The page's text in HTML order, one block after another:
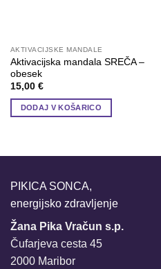
AKTIVACIJSKE MANDALE
Aktivacijska mandala SREČA –
obesek
15,00 €
DODAJ V KOŠARICO
PIKICA SONCA,
energijsko zdravljenje
Žana Pika Vračun s.p.
Čufarjeva cesta 45
2000 Maribor